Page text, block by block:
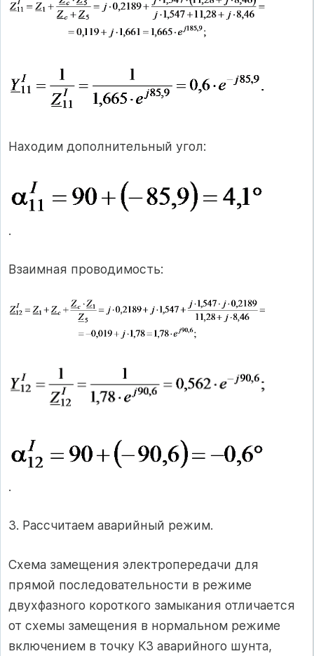
Находим дополнительный угол:
.
Взаимная проводимость:
.
3. Рассчитаем аварийный режим.
Схема замещения электропередачи для
прямой последовательности в режиме
двухфазного короткого замыкания отличается
от схемы замещения в нормальном режиме
включением в точку КЗ аварийного шунта,